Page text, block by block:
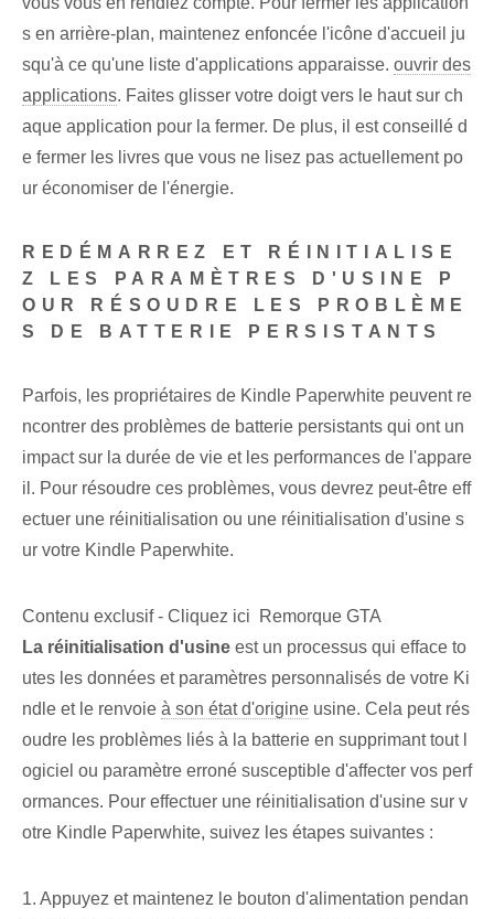
s en arrière-plan⁣, maintenez enfoncée l'icône d'accueil ju
squ'à ce⁢ qu'une liste d'applications apparaisse. ouvrir des
applications. Faites glisser votre doigt vers le haut sur ch
aque application pour la fermer. De plus, il est conseillé d
e fermer les livres que vous ne lisez pas actuellement po
ur économiser de l'énergie.
REDÉMARREZ ET RÉINITIALISE
Z LES PARAMÈTRES D'USINE P
OUR RÉSOUDRE LES PROBLÈME
S DE BATTERIE PERSISTANTS
Parfois, les propriétaires de Kindle Paperwhite peuvent re
ncontrer des problèmes de batterie persistants qui ont un
impact sur la durée de vie et les performances de l'appare
il. Pour résoudre ces problèmes, vous devrez peut-être eff
ectuer une réinitialisation ou une réinitialisation d'usine s
ur votre Kindle Paperwhite.
Contenu exclusif - Cliquez ici Remorque GTA
La réinitialisation d'usine est un processus qui efface to
utes les données et paramètres personnalisés de votre Ki
ndle et le renvoie à son état d'origine usine. Cela peut rés
oudre les problèmes liés à la batterie en supprimant tout l
ogiciel ou paramètre erroné susceptible d'affecter vos perf
ormances. Pour effectuer une réinitialisation d'usine sur v
otre Kindle⁣ Paperwhite, suivez les étapes suivantes :
1. ⁤Appuyez et maintenez le bouton d'alimentation ⁢pendan